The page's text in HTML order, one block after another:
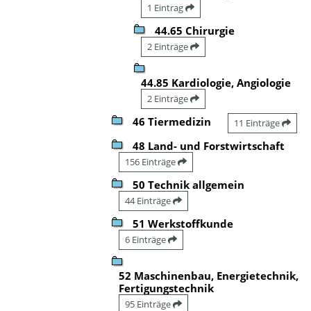
1 Eintrag
44.65 Chirurgie
2 Einträge
44.85 Kardiologie, Angiologie
2 Einträge
46 Tiermedizin 11 Einträge
48 Land- und Forstwirtschaft
156 Einträge
50 Technik allgemein
44 Einträge
51 Werkstoffkunde
6 Einträge
52 Maschinenbau, Energietechnik,
Fertigungstechnik
95 Einträge